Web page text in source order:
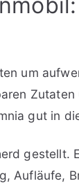
um
gut in
gestellt.
Aufläufe,